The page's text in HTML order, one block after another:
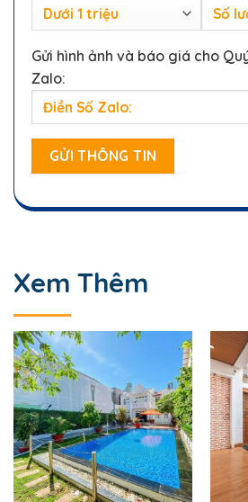
Gửi hình ảnh và báo giá cho
Zalo:
Xem Thêm